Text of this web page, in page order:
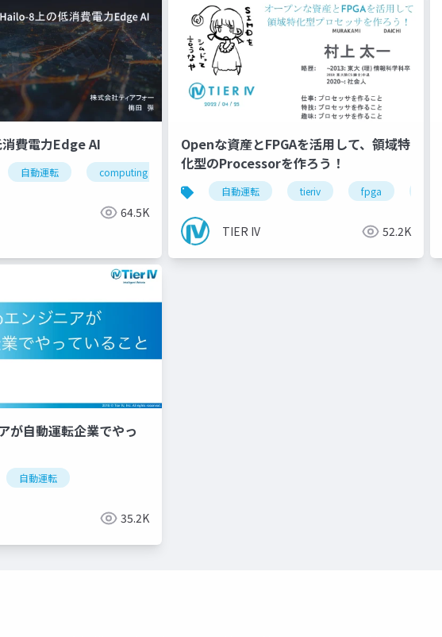
費電力Edge AI
自動運転 computing hailo edgeai autoware
64.5K
Openな資産とFPGAを活用して、領域特
化型のProcessorを作ろう！
自動運転 tieriv fpga
TIER IV 52.2K
が自動運転企業でやっ
自動運転
35.2K